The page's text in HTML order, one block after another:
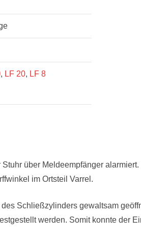
, LF 20, LF 8
über Meldeempfänger
im Ortsteil Varrel.
Schließzylinders gewaltsam
werden. Somit konnte der